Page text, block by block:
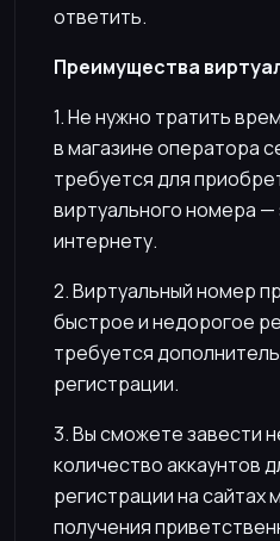
ответить.
Преимущества
1. Не нужно тратить
в магазине оператора
требуется для
виртуального номера —
интернету.
2. Виртуальный номер
быстрое и недорогое
требуется
регистрации.
3. Вы сможете завести
количество аккаунтов
регистрации на сайтах
получения